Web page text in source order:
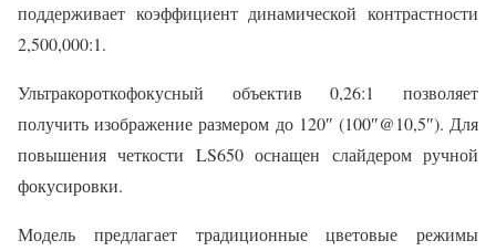
поддерживает коэффициент динамической контрастности
2,500,000:1.
Ультракороткофокусный объектив 0,26:1 позволяет
получить изображение размером до 120″ (100″@10,5″). Для
повышения четкости LS650 оснащен слайдером ручной
фокусировки.
Модель предлагает традиционные цветовые режимы